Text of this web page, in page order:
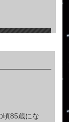
頃85歳にな